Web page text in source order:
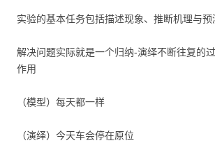
实验的基本任务包括描述现象、推断机理与预
解决问题实际就是一个归纳-演绎不断往复的
作用
（模型）每天都一样
（演绎）今天车会停在原位